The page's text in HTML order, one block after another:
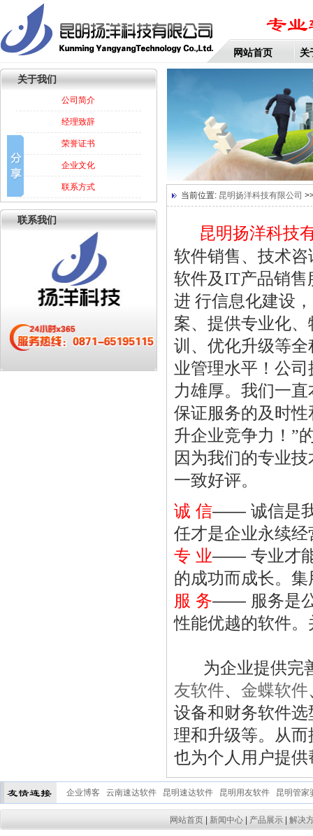
网站首页 关
关于我们
公司简介
经理致辞
荣誉证书
企业文化
联系方式
联系我们
当前位置:昆明扬洋科技有限公司
昆明扬洋科技
软件销售、技术
软件及IT产品销售
进 行信息化建设
案、提供专业化
训、优化升级等
业管理水平！公
力雄厚。我们一直
保证服务的及时
升企业竞争力！”
因为我们的专业
一致好评。
诚 信—— 诚信是我
任才是企业永续
专 业—— 专业才能
的成功而成长。
服 务—— 服务是公
性能优越的软件
为企业提供完
友软件、 金蝶软件
设备和财务软件
理和升级等。从
也为个人用户提供
企业博客 云南速达软件 昆明速达软件 昆明用友软件 昆明管家
网站首页 新闻中心 产品展示 解决